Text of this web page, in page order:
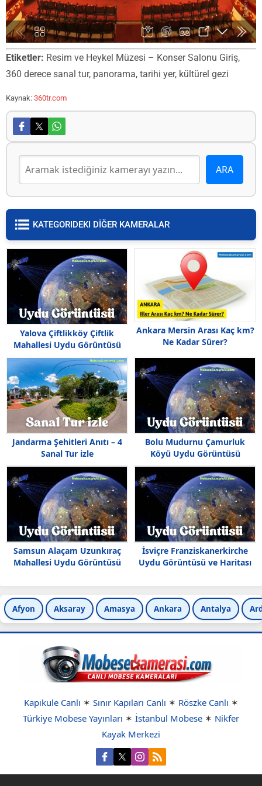
Etiketler: Resim ve Heykel Müzesi – Konser Salonu Giriş,
360 derece sanal tur, panorama, tarihi yer, kültürel gezi
Kaynak: 360tr.com
KATEGORIDEKI DİĞER KAMERALAR
Yalova Çiftlikköy Çiftlik
Mahallesi Uydu Görüntüsü
Ankara Mersin Arası Kaç km?
Ne Kadar Sürer?
Jandarma Şehitleri Anıtı – 4
Sanal Tur izle
Bolu Mudurnu Çamurluk
Köyü Uydu Görüntüsü
Samsun Alaçam Uzunkıraç
Mahallesi Uydu Görüntüsü
İsviçre Franziskanerkirche
Uydu Görüntüsü ve Haritası
Afyon Aksaray Amasya Ankara Antalya
Kapıkule Canlı ✶ Sınır Kapıları Canlı ✶ Röszke Canlı ✶
Türkiye Mobese Yayınları ✶ İstanbul Mobese ✶ Nikfer
Kayak Merkezi